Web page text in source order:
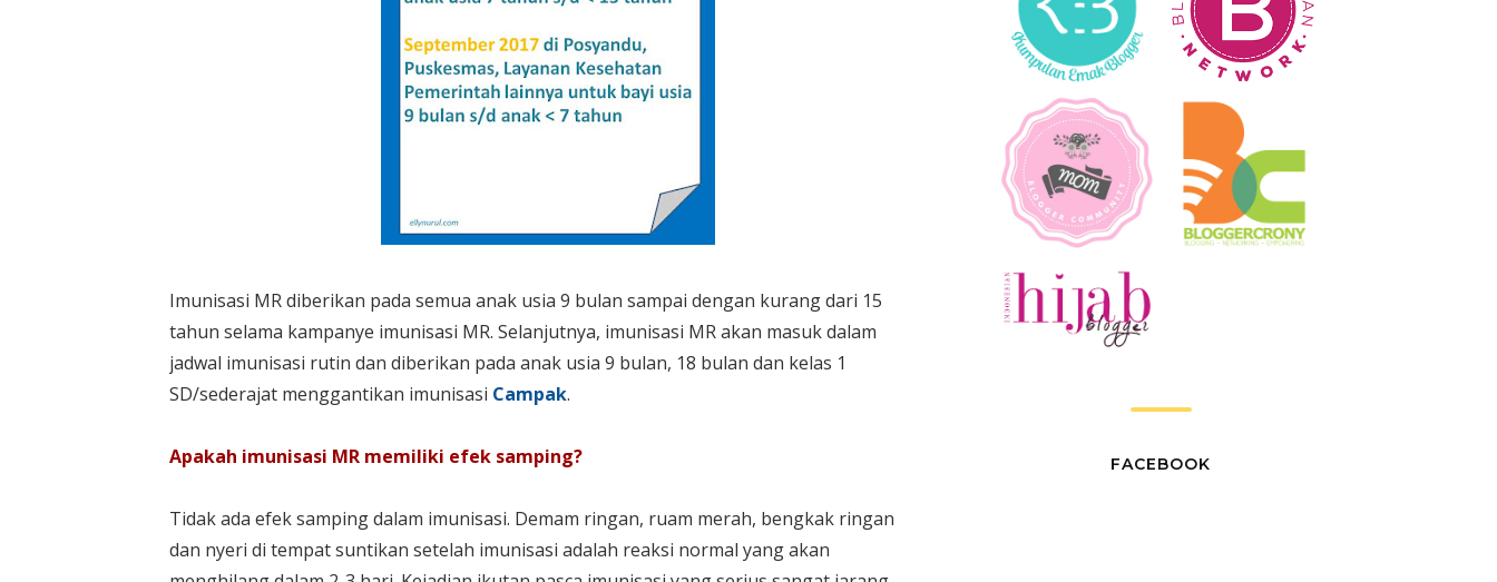
Imunisasi MR diberikan pada semua anak usia 9 bulan sampai dengan kurang dari 15
tahun selama kampanye imunisasi MR. Selanjutnya, imunisasi MR akan masuk dalam
jadwal imunisasi rutin dan diberikan pada anak usia 9 bulan, 18 bulan dan kelas 1
SD/sederajat menggantikan imunisasi Campak.
Apakah imunisasi MR memiliki efek samping?
Tidak ada efek samping dalam imunisasi. Demam ringan, ruam merah, bengkak ringan
dan nyeri di tempat suntikan setelah imunisasi adalah reaksi normal yang akan
FACEBOOK